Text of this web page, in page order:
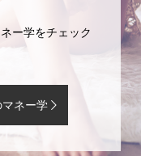
ー学をチェック
ネー学